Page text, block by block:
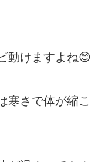
動けますよね😊
寒さで体が縮こ